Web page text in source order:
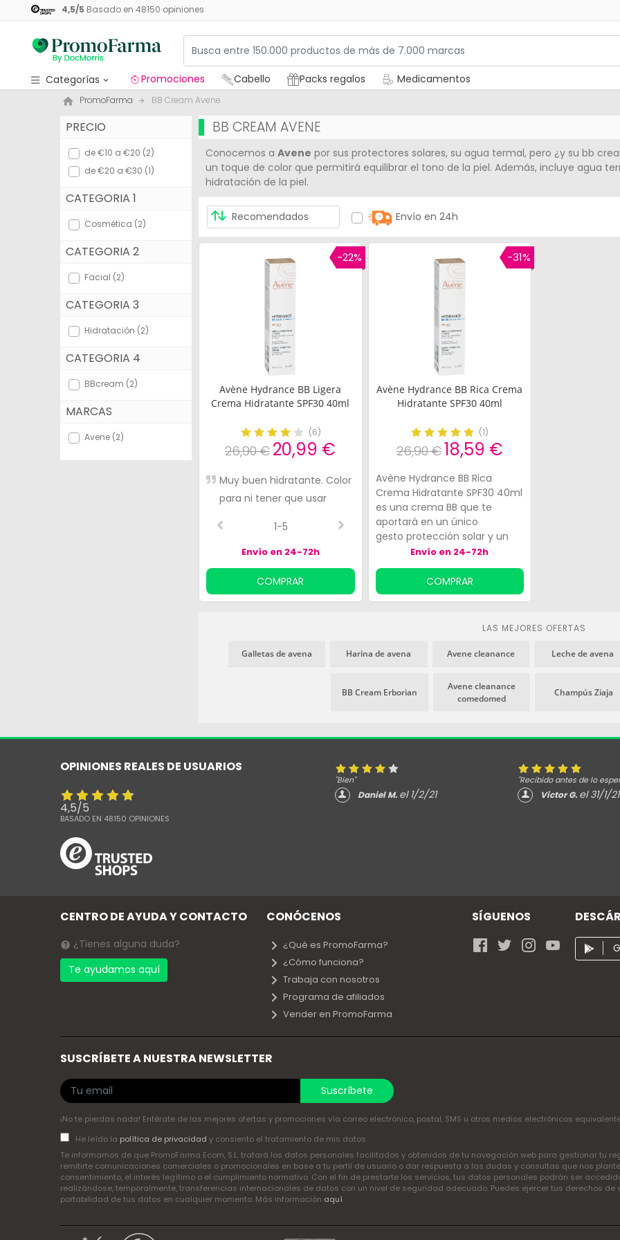
4,5/5 Basado en 48150 opiniones
Categorías
Promociones
Cabello
Packs regalos
Higiene
Dietética
Bebés y Mamás
Óptica
Ortopedia
Herbolario
Cosmética Natural
Promociones Cabello Packs regalos Medicamentos
PromoFarma BB Cream Avene
PRECIO
de €10 a €20 (2)
de €20 a €30 (1)
CATEGORIA 1
Cosmética (2)
CATEGORIA 2
Facial (2)
CATEGORIA 3
Hidratación (2)
CATEGORIA 4
BBcream (2)
MARCAS
Avene (2)
BB CREAM AVENE
Conocemos a Avene por sus protectores solares, su agua termal, pero ¿y su bb
un toque de color que permitirá equilibrar el tono de la piel. Además, incluye agua
hidratación de la piel.
Envío en 24h
-22%
Avène Hydrance BB Ligera
Crema Hidratante SPF30 40ml
(6)
26,90 €20,99 €
Muy buen hidratante. Color
para ni tener que usar
1-5
Pensaba que seria más
ligera
2-5
te cubra ligeramente
Envío en 24-72h
COMPRAR
-31%
Avène Hydrance BB Rica Crema
Hidratante SPF30 40ml
(1)
26,90 €18,59 €
Avène Hydrance BB Rica
Crema Hidratante SPF30 40ml
es una crema BB que te
aportará en un único
gesto protección solar y un
toque de color. Su fórmula
está específicamente
pensada para pieles secas o
muy secas con síntomas de
y deshidratación. Gracias a
y la Lipomuchina, en
termal de Avène, para
hidratar la piel.
Envío en 24-72h
COMPRAR
LAS MEJORES OFERTAS
Galletas de avena Harina de avena Avene cleanance Leche de avena
BB Cream Erborian
Avene cleanance
comedomed
Champús Ziaja
OPINIONES REALES DE USUARIOS
4,5/5
BASADO EN 48150 OPINIONES
"Bien"
Daniel M. el 1/2/21
"Recibido antes de lo
Victor G. el 31/1/21
CENTRO DE AYUDA Y CONTACTO
¿Tienes alguna duda?
Te ayudamos aquí
CONÓCENOS
¿Qué es PromoFarma?
¿Cómo funciona?
Trabaja con nosotros
Programa de afiliados
Vender en PromoFarma
SÍGUENOS
SUSCRÍBETE A NUESTRA NEWSLETTER
Suscríbete
¡No te pierdas nada! Entérate de las mejores ofertas y promociones vía correo electrónico, postal, SMS u otros medios electrónicos
He leído la política de privacidad y consiento el tratamiento de mis datos
Te informamos de que PromoFarma Ecom, S.L. tratará los datos personales facilitados y obtenidos de tu navegación web para gestionar tu
remitirte comunicaciones comerciales o promocionales en base a tu perfil de usuario o dar respuesta a las dudas y consultas que nos
consentimiento, el interés legítimo o el cumplimiento normativo. Con el fin de prestarte los servicios, tus datos personales podrán ser
realizándose, temporalmente, transferencias internacionales de datos con un nivel de seguridad adecuado. Puedes ejercer tus derechos
portabilidad de tus datos en cualquier momento. Más información aquí.